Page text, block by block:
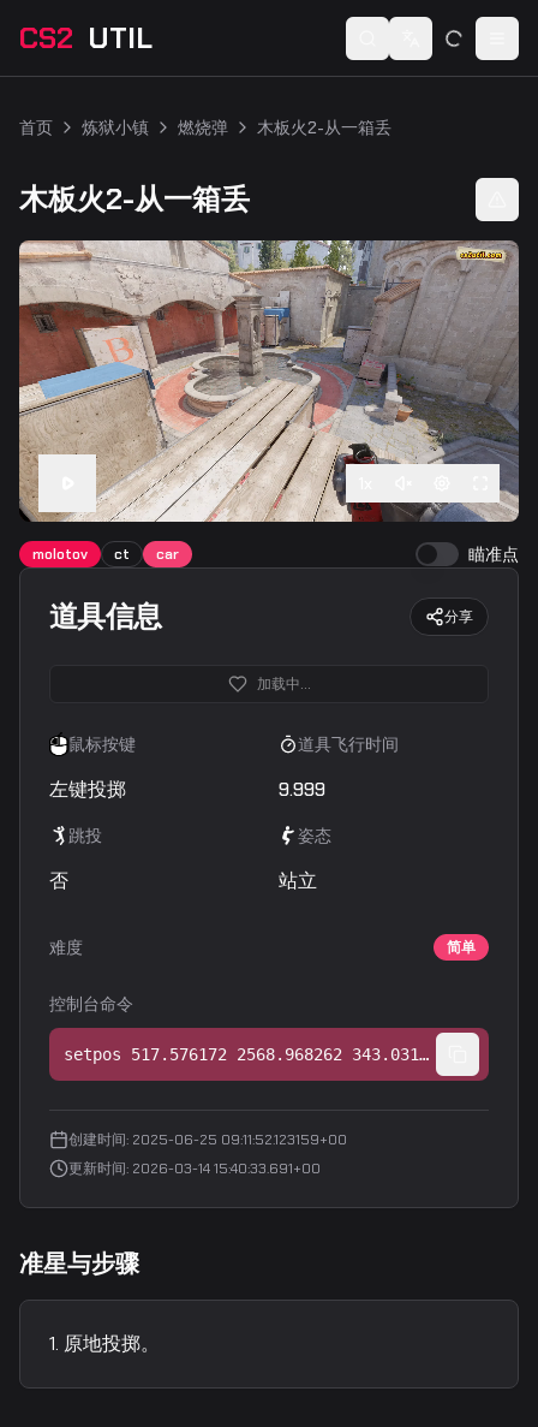
CS2 UTIL Switch language
首页 炼狱小镇 燃烧弹 木板火2-从一箱丢
木板火2-从一箱丢
molotov ct car 瞄准点
道具信息 分享
加载中...
鼠标按键
左键投掷
道具飞行时间
9.999
跳投
否
姿态
站立
难度 简单
控制台命令
setpos 517.576172 2568.968262 343.031250;setang -15.900177 -135.296844 0.000000
创建时间: 2025-06-25 09:11:52.123159+00
更新时间: 2026-03-14 15:40:33.691+00
准星与步骤
原地投掷。